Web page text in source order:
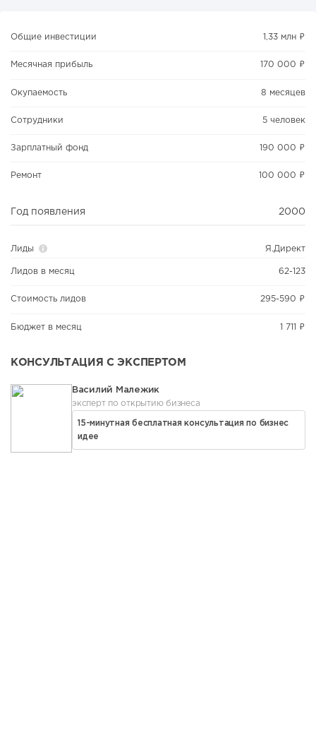
Общие инвестиции 1,33 млн ₽
Месячная прибыль 170 000 ₽
Окупаемость 8 месяцев
Сотрудники 5 человек
Зарплатный фонд 190 000 ₽
Ремонт 100 000 ₽
Год появления 2000
Лиды Я.Директ
Лидов в месяц 62-123
Стоимость лидов 295-590 ₽
Бюджет в месяц 1 711 ₽
КОНСУЛЬТАЦИЯ С ЭКСПЕРТОМ
Василий Малежик
эксперт по открытию бизнеса
15-минутная бесплатная консультация по бизнес
идее